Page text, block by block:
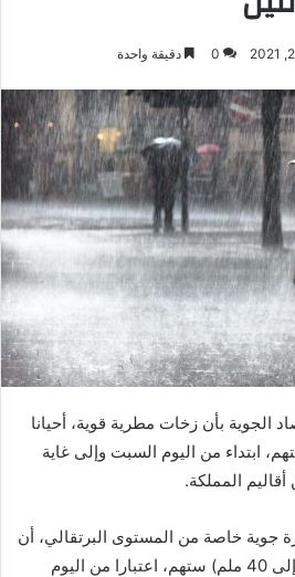
0 دقيقة واحدة
الجوية بأن زخات مطرية قوية، أحيانا
ابتداء من اليوم السبت وإلى غاية
أقاليم المملكة.
جوية خاصة من المستوى البرتقالي، أن
زخات مطرية قوية (من 25 إلى 40 ملم) ستهم، اعتبارا من اليوم